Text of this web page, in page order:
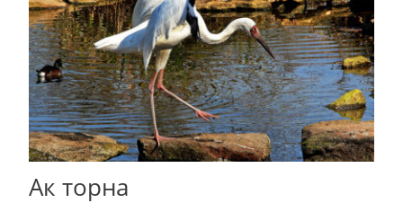
Ак торна